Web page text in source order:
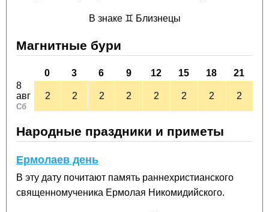
В знаке ♊ Близнецы
Магнитные бури
0 3 6 9 12 15 18
21
8
авг
Сб
2 2 2 2 2 2 2 2
Народные праздники и приметы
Ермолаев день
В эту дату почитают память раннехристианского
священномученика Ермолая Никомидийского.